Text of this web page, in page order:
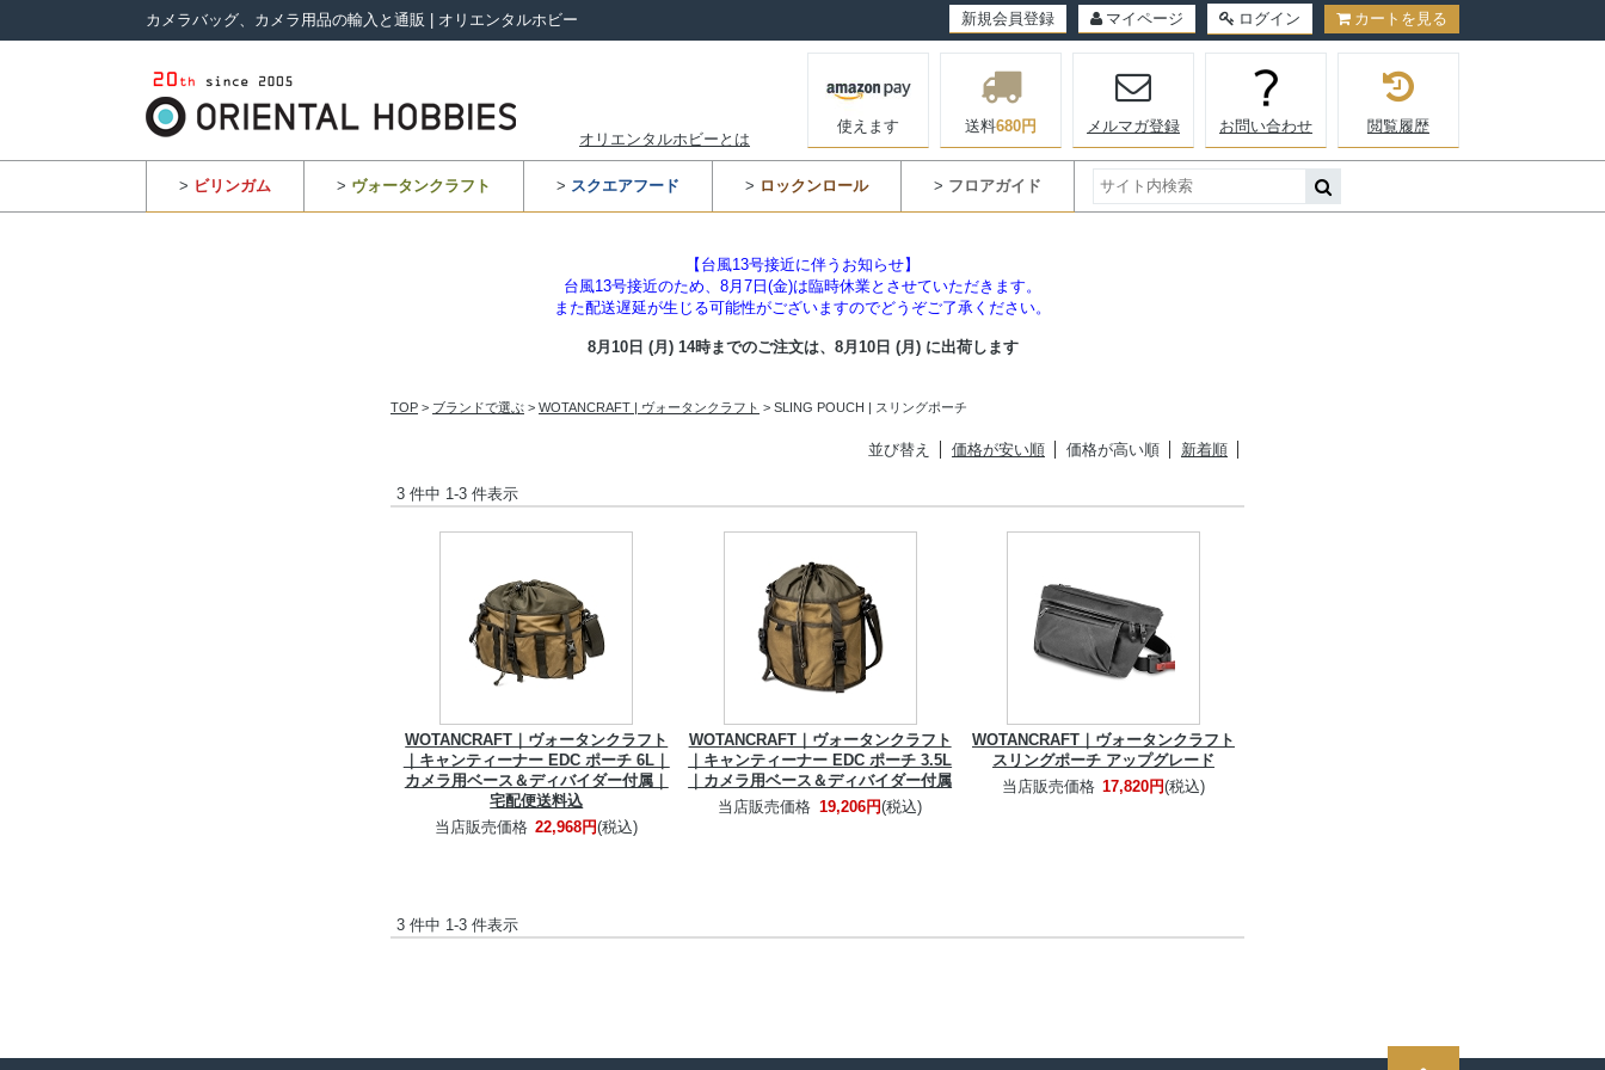
カメラバッグ、カメラ用品の輸入と通販 | オリエンタルホビー 新規会員登録 マイページ ログイン カートを見る
オリエンタルホビーとは
使えます 送料680円 メルマガ登録 お問い合わせ 閲覧履歴
> ビリンガム > ヴォータンクラフト > スクエアフード > ロックンロール > フロアガイド
【台風13号接近に伴うお知らせ】
台風13号接近のため、8月7日(金)は臨時休業とさせていただきます。
また配送遅延が生じる可能性がございますのでどうぞご了承ください。
8月10日 (月) 14時までのご注文は、 8月10日 (月) に出荷します
TOP > ブランドで選ぶ > WOTANCRAFT | ヴォータンクラフト > SLING POUCH | スリングポーチ
並び替え 価格が安い順 価格が高い順 新着順
3 件中 1-3 件表示
WOTANCRAFT｜ヴォータンクラフト
｜キャンティーナー EDC ポーチ 6L｜
カメラ用ベース＆ディバイダー付属｜
宅配便送料込
当店販売価格 22,968円(税込)
WOTANCRAFT｜ヴォータンクラフト
｜キャンティーナー EDC ポーチ 3.5L
｜カメラ用ベース＆ディバイダー付属
当店販売価格 19,206円(税込)
WOTANCRAFT｜ヴォータンクラフト
スリングポーチ アップグレード
当店販売価格 17,820円(税込)
3 件中 1-3 件表示